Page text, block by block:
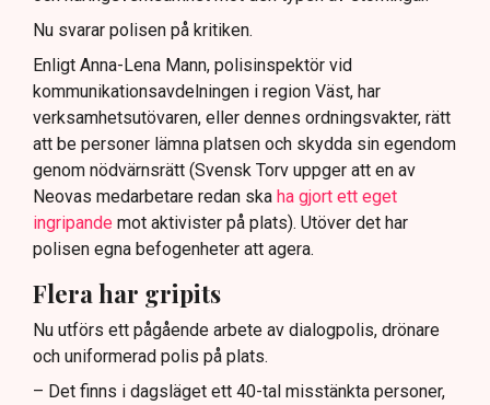
Nu svarar polisen på kritiken.
Enligt Anna-Lena Mann, polisinspektör vid
kommunikationsavdelningen i region Väst, har
verksamhetsutövaren, eller dennes ordningsvakter, rätt
att be personer lämna platsen och skydda sin egendom
genom nödvärnsrätt (Svensk Torv uppger att en av
Neovas medarbetare redan ska ha gjort ett eget
ingripande mot aktivister på plats). Utöver det har
polisen egna befogenheter att agera.
Flera har gripits
Nu utförs ett pågående arbete av dialogpolis, drönare
och uniformerad polis på plats.
– Det finns i dagsläget ett 40-tal misstänkta personer,